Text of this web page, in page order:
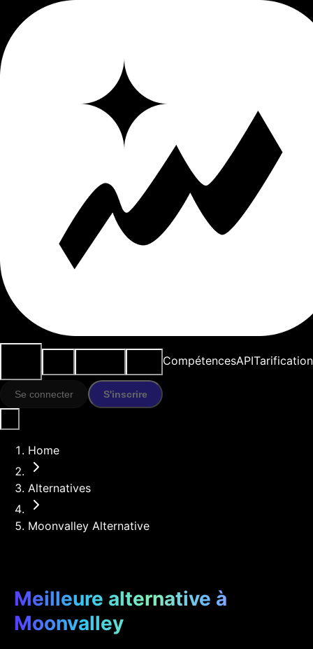
CompétencesAPITarification
Se connecter S'inscrire
Home
Alternatives
Moonvalley Alternative
Meilleure alternative à
Moonvalley